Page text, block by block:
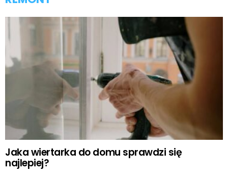
Jaka wiertarka do domu sprawdzi się
najlepiej?